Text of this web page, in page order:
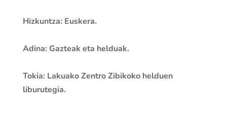
Hizkuntza: Euskera.
Adina: Gazteak eta helduak.
Tokia: Lakuako Zentro Zibikoko helduen
liburutegia.